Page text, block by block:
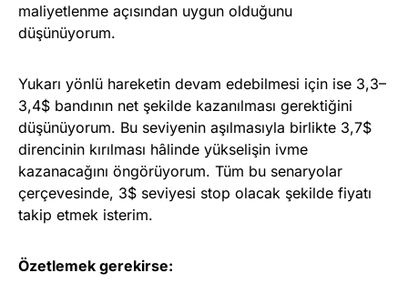
maliyetlenme açısından uygun olduğunu
düşünüyorum.
Yukarı yönlü hareketin devam edebilmesi için ise 3,3–
3,4$ bandının net şekilde kazanılması gerektiğini
düşünüyorum. Bu seviyenin aşılmasıyla birlikte 3,7$
direncinin kırılması hâlinde yükselişin ivme
kazanacağını öngörüyorum. Tüm bu senaryolar
çerçevesinde, 3$ seviyesi stop olacak şekilde fiyatı
takip etmek isterim.
Özetlemek gerekirse: